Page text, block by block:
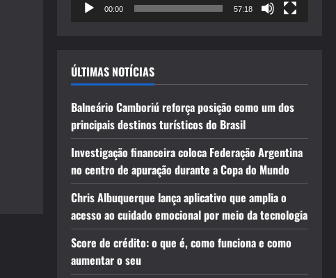
00:00 57:18
ÚLTIMAS NOTÍCIAS
Balneário Camboriú reforça posição como um dos
principais destinos turísticos do Brasil
Investigação financeira coloca Federação Argentina
no centro de apuração durante a Copa do Mundo
Chris Albuquerque lança aplicativo que amplia o
acesso ao cuidado emocional por meio da tecnologia
Score de crédito: o que é, como funciona e como
aumentar o seu